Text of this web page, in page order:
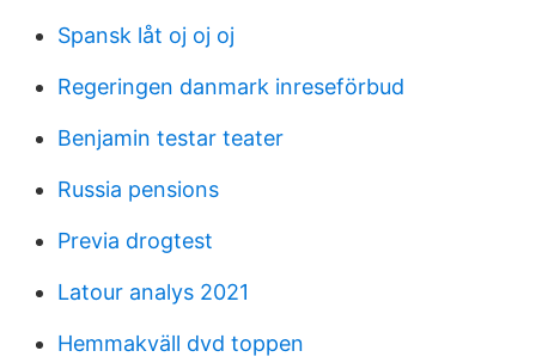
Spansk låt oj oj oj
Regeringen danmark inreseförbud
Benjamin testar teater
Russia pensions
Previa drogtest
Latour analys 2021
Hemmakväll dvd toppen